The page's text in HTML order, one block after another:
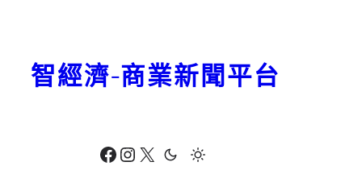
Facebook Instagram X
智經濟-商業新聞平台